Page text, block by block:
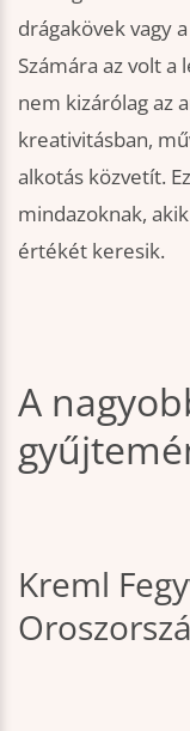
drágakövek vagy
Számára az volt
nem kizárólag az
kreativitásban,
alkotás közvetít.
mindazoknak,
értékét keresik.
A
Kreml